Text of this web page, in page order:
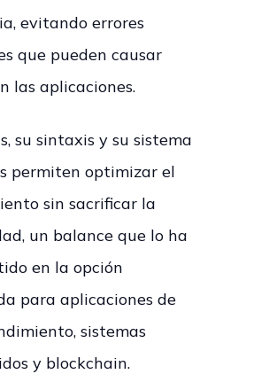
evitando errores
que pueden causar
las aplicaciones.
su sintaxis y su sistema
permiten optimizar el
sin sacrificar la
un balance que lo ha
en la opción
para aplicaciones de
sistemas
y blockchain.